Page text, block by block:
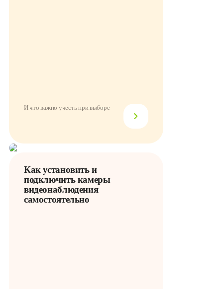
И что важно учесть при выборе
Как установить и
подключить камеры
видеонаблюдения
самостоятельно